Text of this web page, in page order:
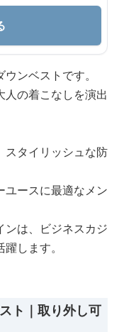
ンベストです。
人の着こなしを演出
スタイリッシュな防
ユースに最適なメン
ンは、ビジネスカジ
します。
ト｜取り外し可